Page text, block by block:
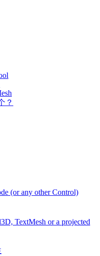
？
(or any other Control)
TextMesh or a projected